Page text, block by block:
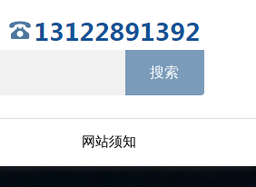
网站须知